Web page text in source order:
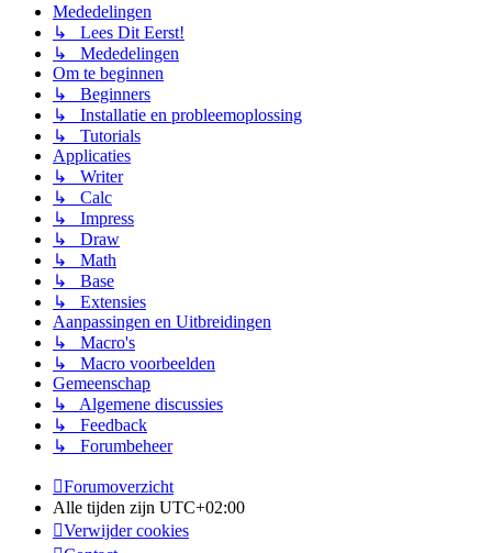
Mededelingen
↳ Lees Dit Eerst!
↳ Mededelingen
Om te beginnen
↳ Beginners
↳ Installatie en probleemoplossing
↳ Tutorials
Applicaties
↳ Writer
↳ Calc
↳ Impress
↳ Draw
↳ Math
↳ Base
↳ Extensies
Aanpassingen en Uitbreidingen
↳ Macro's
↳ Macro voorbeelden
Gemeenschap
↳ Algemene discussies
↳ Feedback
↳ Forumbeheer
Forumoverzicht
Alle tijden zijn UTC+02:00
Verwijder cookies